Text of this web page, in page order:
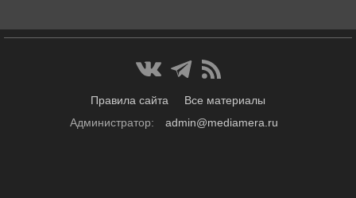
Правила сайта
Все материалы
Администратор:
admin@mediamera.ru